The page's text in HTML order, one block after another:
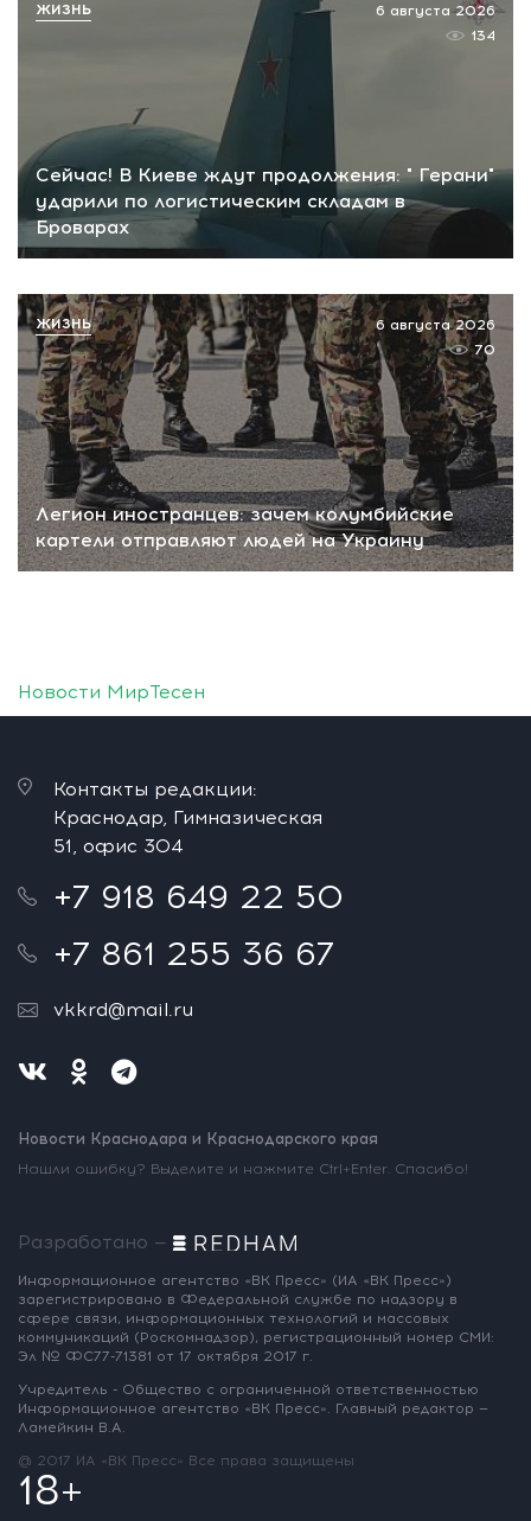
Сейчас! В Киеве ждут продолжения: " Герани"
ударили по логистическим складам в
Броварах
6 августа 2026
134
ЖИЗНЬ
Легион иностранцев: зачем колумбийские
картели отправляют людей на Украину
6 августа 2026
70
ЖИЗНЬ
Новости МирТесен
Контакты редакции:
Краснодар, Гимназическая
51, офис 304
+7 918 649 22 50
+7 861 255 36 67
vkkrd@mail.ru
Новости Краснодара и Краснодарского края
Нашли ошибку? Выделите и нажмите Ctrl+Enter. Спасибо!
Разработано —
Информационное агентство «ВК Пресс» (ИА «ВК Пресс»)
зарегистрировано в Федеральной службе по надзору в
сфере связи, информационных технологий и массовых
коммуникаций (Роскомнадзор), регистрационный номер СМИ:
Эл № ФС77-71381 от 17 октября 2017 г.
Учредитель - Общество с ограниченной ответственностью
Информационное агентство «ВК Пресс». Главный редактор —
Ламейкин В.А.
@ 2017 ИА «ВК Пресс» Все права защищены
18+